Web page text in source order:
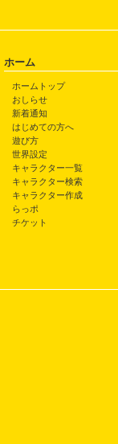
ホーム
ホームトップ
おしらせ
新着通知
はじめての方へ
遊び方
世界設定
キャラクター一覧
キャラクター検索
キャラクター作成
らっポ
チケット